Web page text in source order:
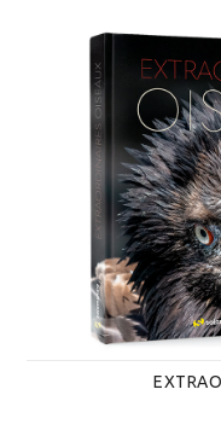
Extraordinaires